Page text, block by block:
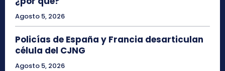
Agosto 5, 2026
Policías de España y Francia desarticulan
célula del CJNG
Agosto 5, 2026